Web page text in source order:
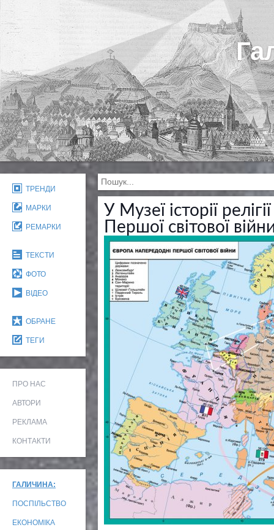
ТРЕНДИ
МАРКИ
РЕМАРКИ
ТЕКСТИ
ФОТО
ВІДЕО
ОБРАНЕ
ТЕГИ
ПРО НАС
АВТОРИ
РЕКЛАМА
КОНТАКТИ
ГАЛИЧИНА:
ПОСПІЛЬСТВО
ЕКОНОМІКА
У Музеї історії
Першої світової